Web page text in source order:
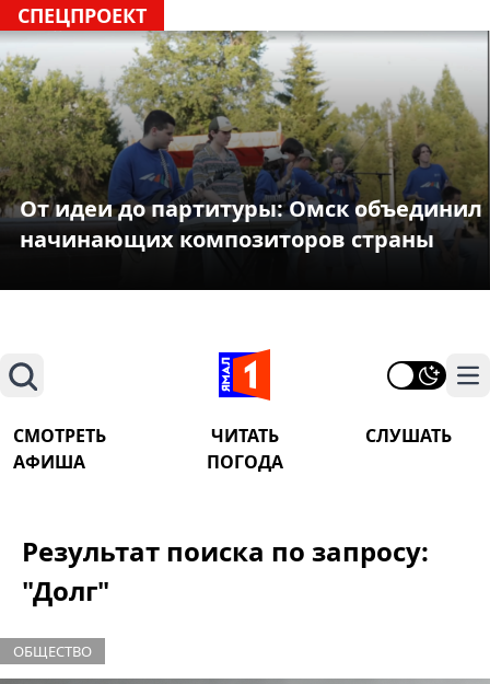
СПЕЦПРОЕКТ
От идеи до партитуры: Омск объединил
начинающих композиторов страны
Поиск
СМОТРЕТЬ ЧИТАТЬ
СЛУШАТЬ
АФИША
ПОГОДА
Результат поиска по запросу:
"Долг"
ОБЩЕСТВО